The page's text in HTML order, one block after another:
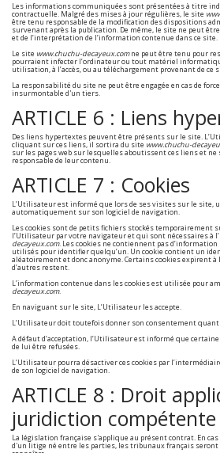
Les informations communiquées sont présentées à titre
contractuelle. Malgré des mises à jour régulières, le site
être tenu responsable de la modification des dispositions
survenant après la publication. De même, le site ne peut
et de l’interprétation de l’information contenue dans ce site.
Le site www.chuchu-decayeux.comne peut être tenu pour
pourraient infecter l’ordinateur ou tout matériel
utilisation, à l’accès, ou au téléchargement provenant de ce
La responsabilité du site ne peut être engagée en cas de
insurmontable d'un tiers.
ARTICLE 6 : Liens
Des liens hypertextes peuvent être présents sur le site.
cliquant sur ces liens, il sortira du site www.chuchu-
sur les pages web sur lesquelles aboutissent ces liens et ne
responsable de leur contenu.
ARTICLE 7 : Cookies
L’Utilisateur est informé que lors de ses visites sur le site,
automatiquement sur son logiciel de navigation.
Les cookies sont de petits fichiers stockés temporairement
l’Utilisateur par votre navigateur et qui sont nécessaires à
decayeux.com. Les cookies ne contiennent pas
utilisés pour identifier quelqu’un. Un cookie contient un
aléatoirement et donc anonyme. Certains cookies expirent
d’autres restent.
L’information contenue dans les cookies est utilisée pour
decayeux.com.
En naviguant sur le site, L’Utilisateur les accepte.
L’Utilisateur doit toutefois donner son consentement
A défaut d’acceptation, l’Utilisateur est informé que
de lui être refusées.
L’Utilisateur pourra désactiver ces cookies par
de son logiciel de navigation.
ARTICLE 8 : Droit
juridiction compétente
La législation française s'applique au présent contrat. En
d'un litige né entre les parties, les tribunaux français seront